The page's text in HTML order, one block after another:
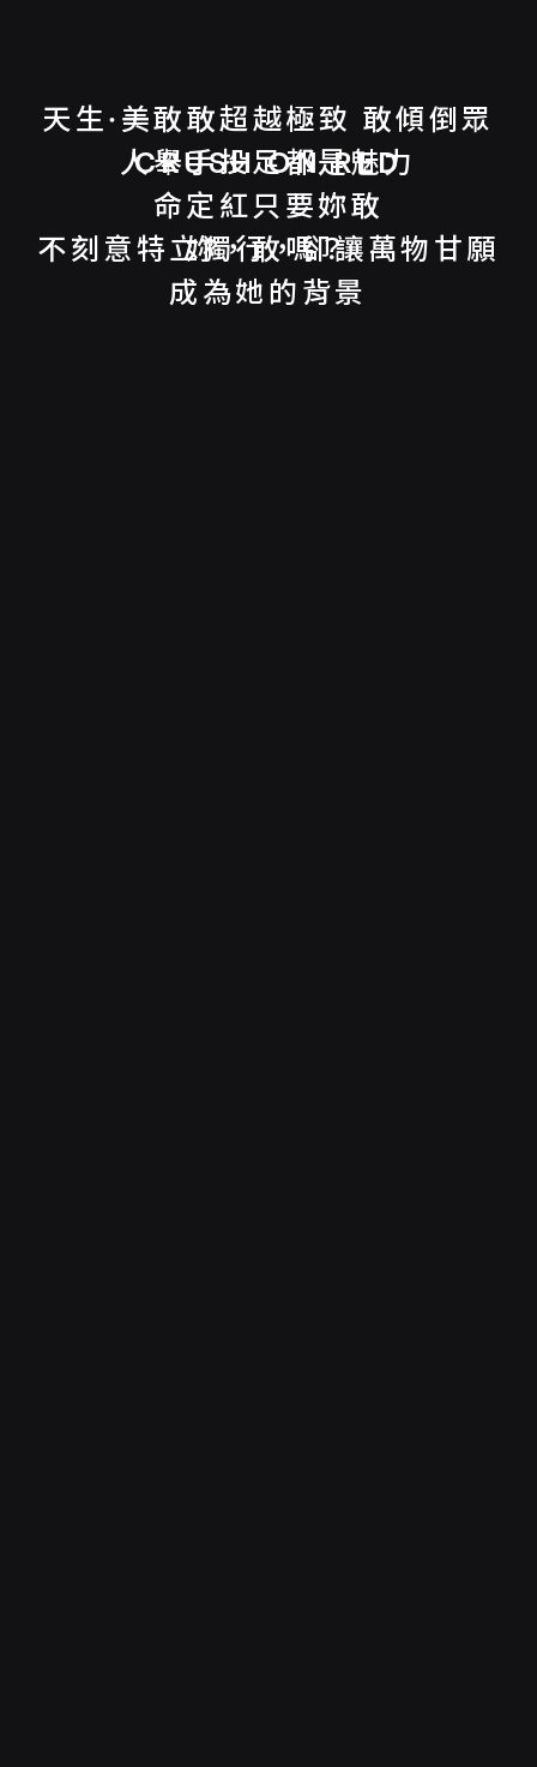
天生·美敢敢超越極致 敢傾倒眾
人舉手投足都是魅力
不刻意特立獨行，卻讓萬物甘願
成為她的背景
CRUSH ON RED
命定紅 只要妳敢
妳，敢嗎？